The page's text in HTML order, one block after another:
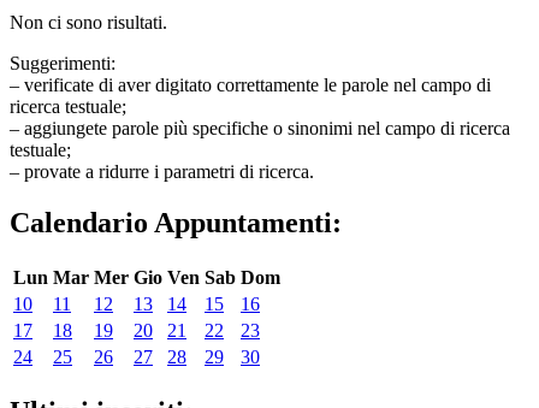
Non ci sono risultati.
Suggerimenti:
– verificate di aver digitato correttamente le parole nel campo di
ricerca testuale;
– aggiungete parole più specifiche o sinonimi nel campo di ricerca
testuale;
– provate a ridurre i parametri di ricerca.
Calendario Appuntamenti:
Lun Mar Mer Gio Ven Sab Dom
10
11 12 13 14 15
16
17
18 19 20 21 22
23
24
25 26 27 28 29 30